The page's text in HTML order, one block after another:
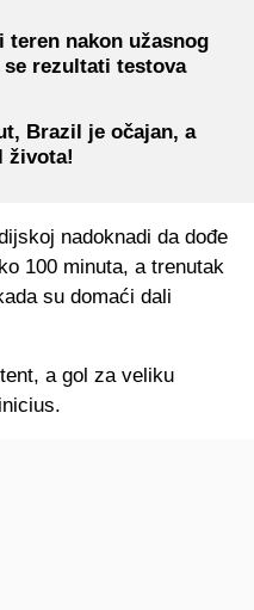
nakon užasnog
se rezultati testova
Brazil je očajan, a
života!
nadoknadi da dođe
100 minuta, a trenutak
su domaći dali
a gol za veliku